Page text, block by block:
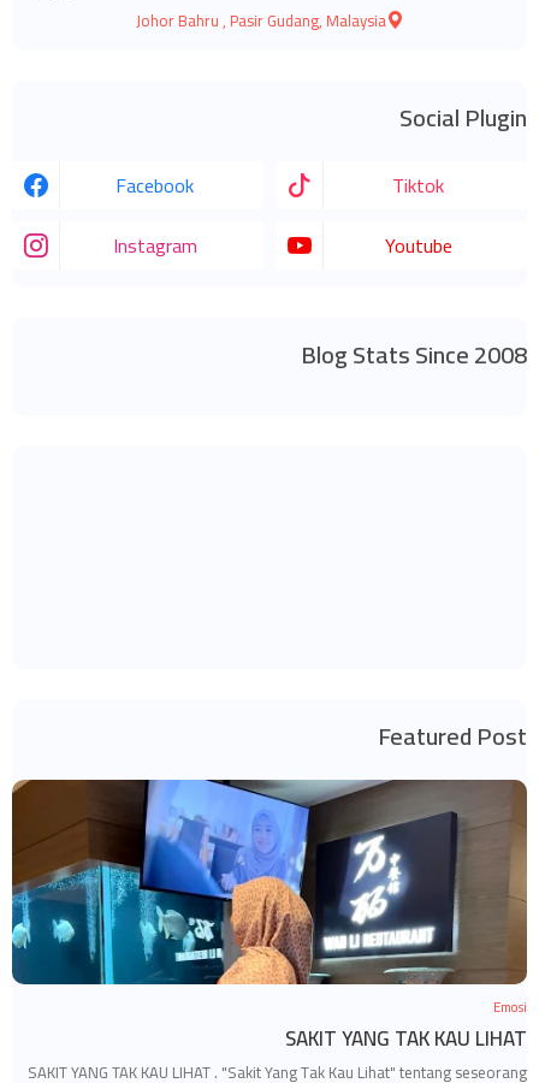
Johor Bahru , Pasir Gudang, Malaysia
Social Plugin
Facebook
Tiktok
Instagram
Youtube
Blog Stats Since 2008
Featured Post
Emosi
SAKIT YANG TAK KAU LIHAT
SAKIT YANG TAK KAU LIHAT . "Sakit Yang Tak Kau Lihat" tentang seseorang